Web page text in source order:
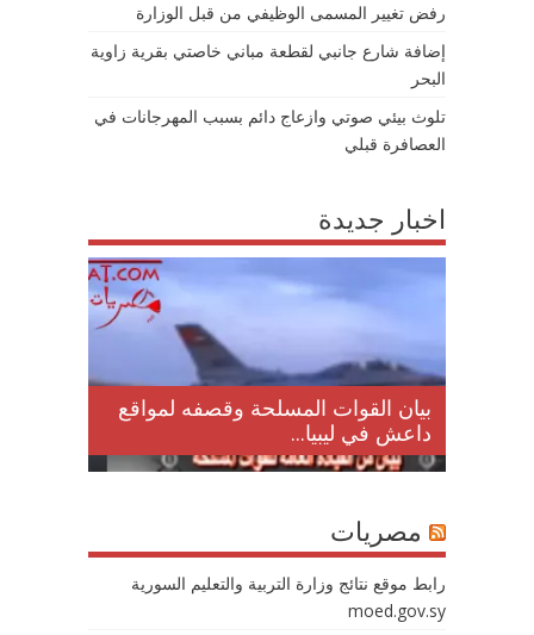
رفض تغيير المسمى الوظيفي من قبل الوزارة
إضافة شارع جانبي لقطعة مباني خاصتي بقرية زاوية
البحر
تلوث بيئي صوتي وازعاج دائم بسبب المهرجانات في
العصافرة قبلي
اخبار جديدة
بيان القوات المسلحة وقصفه لمواقع
داعش في ليبيا...
مصريات
رابط موقع نتائج وزارة التربية والتعليم السورية
moed.gov.sy